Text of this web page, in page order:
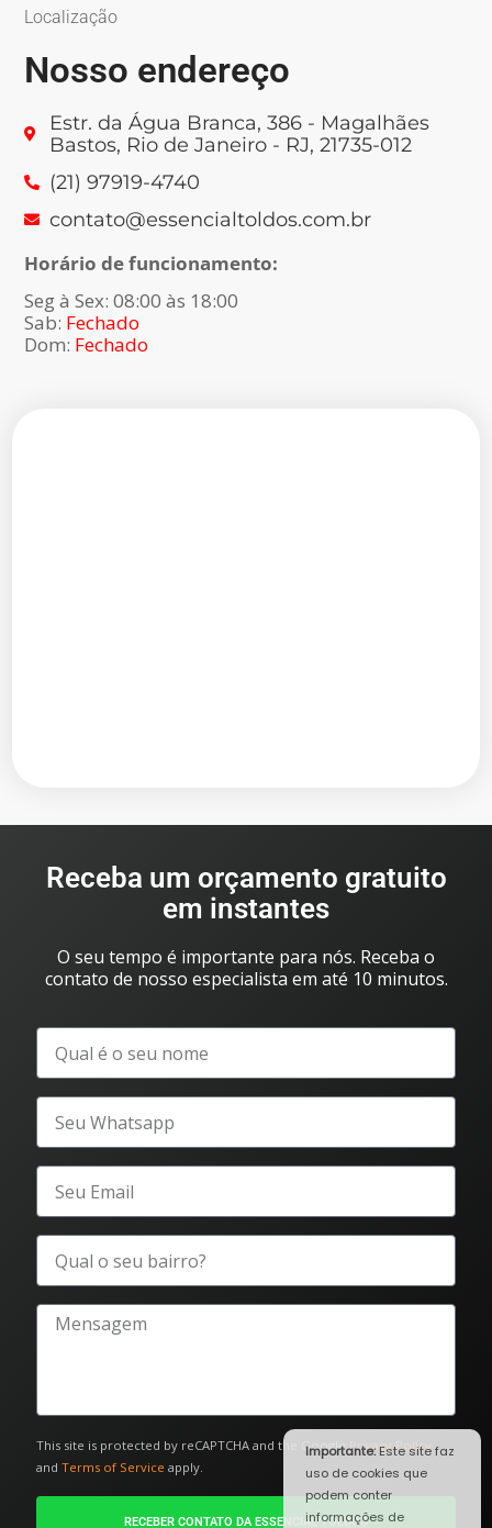
Localização
Nosso endereço
Estr. da Água Branca, 386 - Magalhães
Bastos, Rio de Janeiro - RJ, 21735-012
(21) 97919-4740
contato@essencialtoldos.com.br
Horário de funcionamento:
Seg à Sex: 08:00 às 18:00
Sab: Fechado
Dom: Fechado
Receba um orçamento gratuito
em instantes
O seu tempo é importante para nós. Receba o
contato de nosso especialista em até 10 minutos.
This site is protected by reCAPTCHA and the GooglePrivacy Policy
and Terms of Service apply.
RECEBER CONTATO DA ESSENCIAL TOLDOS
Importante:Este site faz
uso de cookies que
podem conter
informações de